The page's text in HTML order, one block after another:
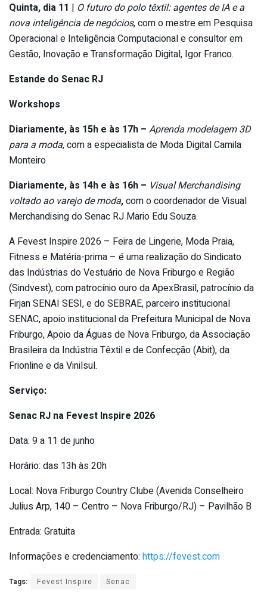
Quinta, dia 11 | O futuro do polo têxtil: agentes de IA e a
nova inteligência de negócios, com o mestre em Pesquisa
Operacional e Inteligência Computacional e consultor em
Gestão, Inovação e Transformação Digital, Igor Franco.
Estande do Senac RJ
Workshops
Diariamente, às 15h e às 17h – Aprenda modelagem 3D
para a moda, com a especialista de Moda Digital Camila
Monteiro
Diariamente, às 14h e às 16h – Visual Merchandising
voltado ao varejo de moda,com o coordenador de Visual
Merchandising do Senac RJ Mario Edu Souza.
A Fevest Inspire 2026 – Feira de Lingerie, Moda Praia,
Fitness e Matéria-prima – é uma realização do Sindicato
das Indústrias do Vestuário de Nova Friburgo e Região
(Sindvest), com patrocínio ouro da ApexBrasil, patrocínio da
Firjan SENAI SESI, e do SEBRAE, parceiro institucional
SENAC, apoio institucional da Prefeitura Municipal de Nova
Friburgo, Apoio da Águas de Nova Friburgo, da Associação
Brasileira da Indústria Têxtil e de Confecção (Abit), da
Frionline e da Vinilsul.
Serviço:
Senac RJ na Fevest Inspire 2026
Data: 9 a 11 de junho
Horário: das 13h às 20h
Local: Nova Friburgo Country Clube (Avenida Conselheiro
Julius Arp, 140 – Centro – Nova Friburgo/RJ) – Pavilhão B
Entrada: Gratuita
Informações e credenciamento: https://fevest.com
Tags: Fevest Inspire Senac